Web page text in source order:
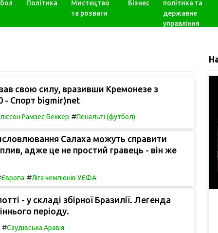
Політика
Мистецтво
та розваги
Бізнес
політика та
державне
управління
свою силу, вразивши Кремонезе з
- Спорт bigmir)net
Рамзес Беккер #Пенальті (футбол)
Салаха можуть справити
адже це не простий гравець - він же
Європа #Ліга чемпіонів УЄФА
- у складі збірної Бразилії. Легенда
періоду.
#Саудівська Аравія